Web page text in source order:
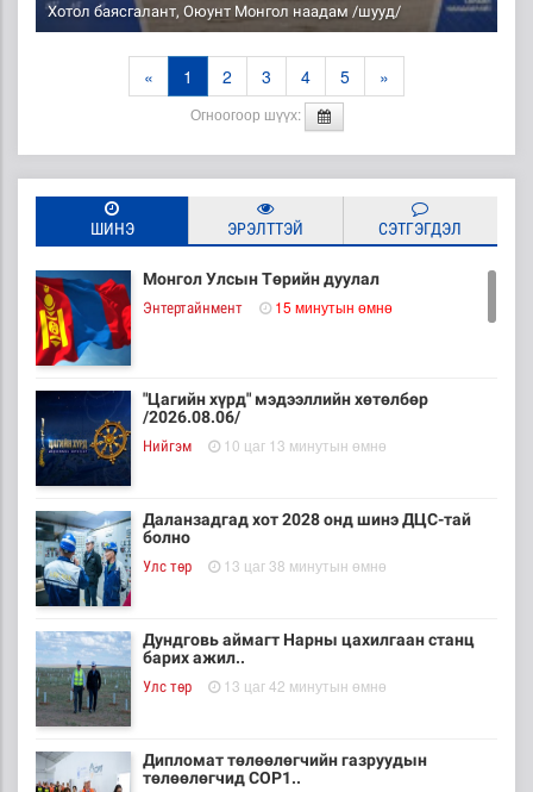
Хотол баясгалант, Оюунт Монгол наадам /шууд/
« 1 2 3 4 5 »
Огноогоор шүүх:
ШИНЭ ЭРЭЛТТЭЙ СЭТГЭГДЭЛ
Монгол Улсын Төрийн дуулал
Энтертайнмент 15 минутын өмнө
"Цагийн хүрд" мэдээллийн хөтөлбөр
/2026.08.06/
Нийгэм 10 цаг 13 минутын өмнө
Даланзадгад хот 2028 онд шинэ ДЦС-тай
болно
Улс төр 13 цаг 38 минутын өмнө
Дундговь аймагт Нарны цахилгаан станц
барих ажил..
Улс төр 13 цаг 42 минутын өмнө
Дипломат төлөөлөгчийн газруудын
төлөөлөгчид COP1..